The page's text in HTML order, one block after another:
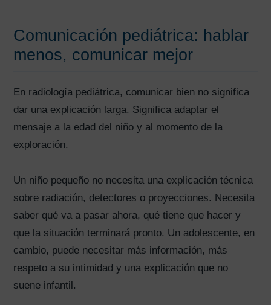
Comunicación pediátrica: hablar
menos, comunicar mejor
En radiología pediátrica, comunicar bien no significa
dar una explicación larga. Significa adaptar el
mensaje a la edad del niño y al momento de la
exploración.
Un niño pequeño no necesita una explicación técnica
sobre radiación, detectores o proyecciones. Necesita
saber qué va a pasar ahora, qué tiene que hacer y
que la situación terminará pronto. Un adolescente, en
cambio, puede necesitar más información, más
respeto a su intimidad y una explicación que no
suene infantil.